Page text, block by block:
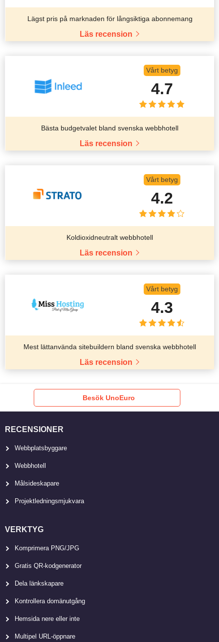
Lägst pris på marknaden för långsiktiga abonnemang
Läs recension
Vårt betyg
4.7
Bästa budgetvalet bland svenska webbhotell
Läs recension
Vårt betyg
4.2
Koldioxidneutralt webbhotell
Läs recension
Vårt betyg
4.3
Mest lättanvända sitebuildern bland svenska webbhotell
Läs recension
Besök UnoEuro
RECENSIONER
Webbplatsbyggare
Webbhotell
Målsideskapare
Projektledningsmjukvara
VERKTYG
Komprimera PNG/JPG
Gratis QR-kodgenerator
Dela länkskapare
Kontrollera domänutgång
Hemsida nere eller inte
Multipel URL-öppnare